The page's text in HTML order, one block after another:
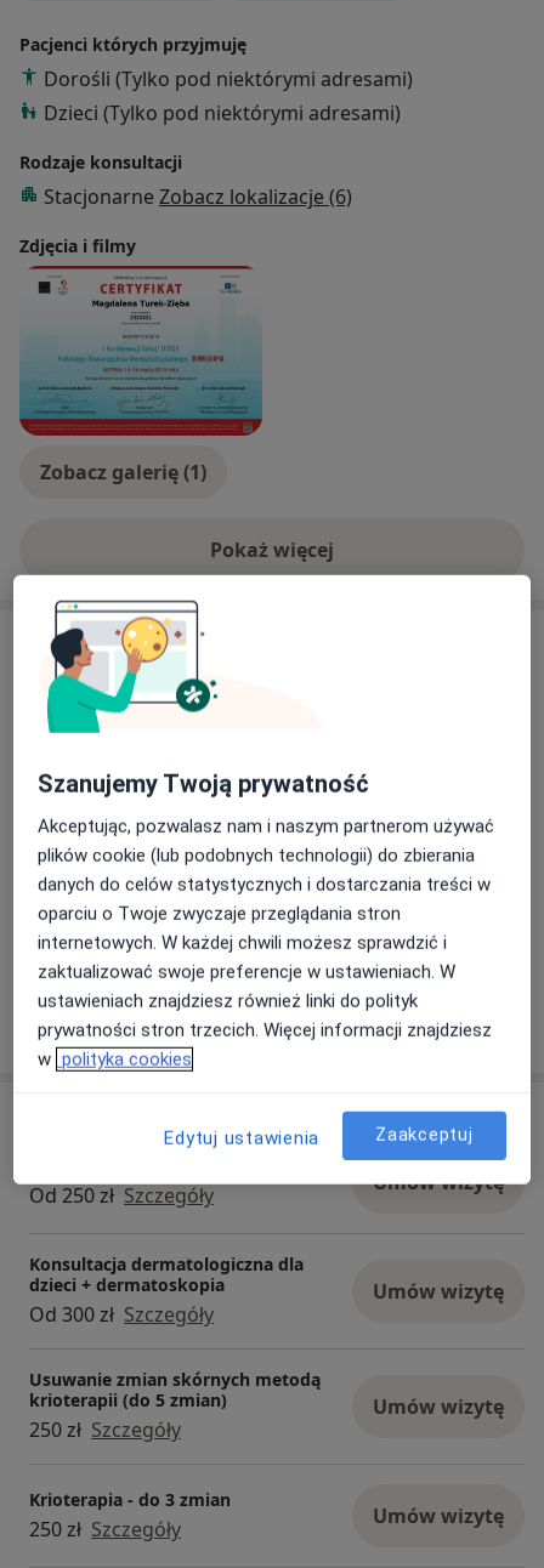
Pacjenci których przyjmuję
Dorośli (Tylko pod niektórymi adresami)
Dzieci (Tylko pod niektórymi adresami)
Rodzaje konsultacji
Stacjonarne Zobacz lokalizacje (6)
Zdjęcia i filmy
Zobacz galerię (1)
Pokaż więcejo doświadczeniu
Aktualności
lek. Magdalena Turek-Zięba
Pleszowska 23, 31-228 Kraków
zdrowie jest naszym priorytetem. Dołącz do
13/01/2026
Od 250 zł Szczegóły Umów wizytę
Konsultacja dermatologiczna dla
dzieci + dermatoskopia
Od 300 zł Szczegóły
Umów wizytę
Usuwanie zmian skórnych metodą
krioterapii (do 5 zmian)
250 zł Szczegóły
Umów wizytę
Krioterapia - do 3 zmian
250 zł Szczegóły Umów wizytę
Szanujemy Twoją prywatność
Akceptując, pozwalasz nam i naszym partnerom używać
plików cookie (lub podobnych technologii) do zbierania
danych do celów statystycznych i dostarczania treści w
oparciu o Twoje zwyczaje przeglądania stron
internetowych. W każdej chwili możesz sprawdzić i
zaktualizować swoje preferencje w ustawieniach. W
ustawieniach znajdziesz również linki do polityk
prywatności stron trzecich. Więcej informacji znajdziesz
w polityka cookies
Edytuj ustawienia Zaakceptuj